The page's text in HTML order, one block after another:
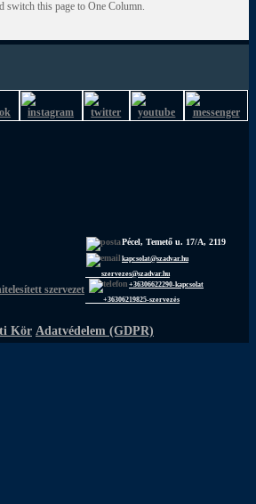
switch this page to One Column.
Pécel, Temető u. 17/A, 2119
kapcsolat@szadvar.hu
szervezes@szadvar.hu
+36306622290-kapcsolat
+36306219825-szervezés
Kör Adatvédelem (GDPR)